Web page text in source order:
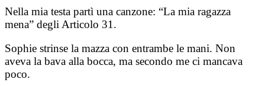
Nella mia testa partì una canzone: “La mia ragazza
mena” degli Articolo 31.
Sophie strinse la mazza con entrambe le mani. Non
aveva la bava alla bocca, ma secondo me ci mancava
poco.